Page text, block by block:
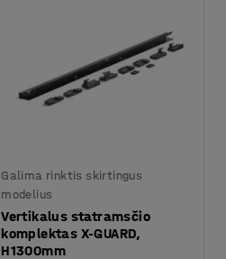
Galima rinktis skirtingus
modelius
Vertikalus statramsčio
komplektas X-GUARD,
H1300mm